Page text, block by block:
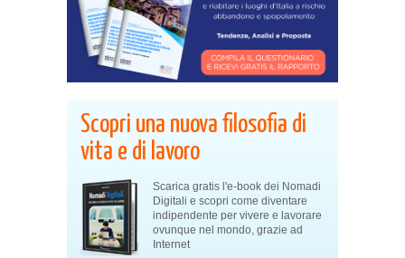
Scopri una nuova filosofia di
vita e di lavoro
Scarica gratis l'e-book dei Nomadi
Digitali e scopri come diventare
indipendente per vivere e lavorare
ovunque nel mondo, grazie ad
Internet